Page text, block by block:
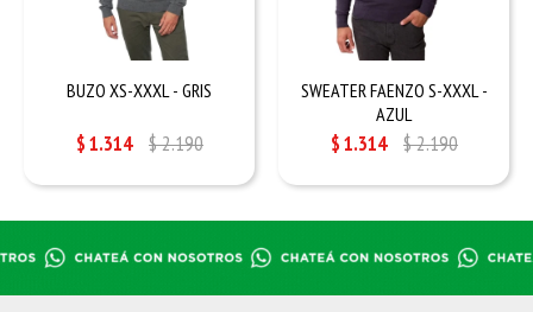
BUZO XS-XXXL - GRIS
$1.314 $2.190
SWEATER FAENZO S-XXXL -
AZUL
$1.314 $2.190